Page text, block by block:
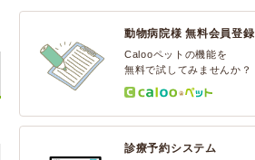
動物病院様 無料会員登録
Calooペットの機能を
無料で試してみませんか？
診療予約システム